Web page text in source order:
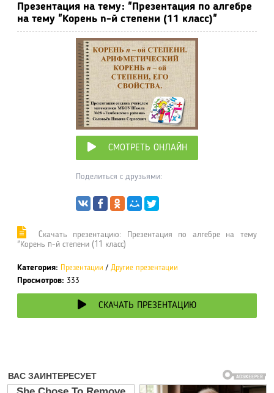
Презентация на тему: "Презентация по алгебре
на тему "Корень n-й степени (11 класс)"
СМОТРЕТЬ ОНЛАЙН
Поделиться с друзьями:
Cкачать презентацию: Презентация по алгебре на тему
"Корень n-й степени (11 класс)
Категория: Презентации / Другие презентации
Просмотров: 333
СКАЧАТЬ ПРЕЗЕНТАЦИЮ